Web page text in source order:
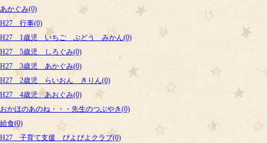
あかぐみ(0)
H27 行事(0)
H27 1歳児 いちご ぶどう みかん(0)
H27 5歳児 しろぐみ(0)
H27 3歳児 あかぐみ(0)
H27 2歳児 らいおん きりん(0)
H27 4歳児 あおぐみ(0)
おかほのあのね・・・先生のつぶやき(0)
給食(0)
H27 子育て支援 ぴよぴよクラブ(0)